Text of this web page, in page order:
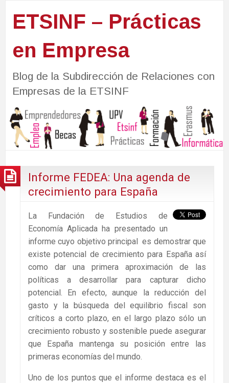
ETSINF – Prácticas
en Empresa
Blog de la Subdirección de Relaciones con
Empresas de la ETSINF
Informe FEDEA: Una agenda de
crecimiento para España
La Fundación de Estudios de
Economía Aplicada ha presentado un
informe cuyo objetivo principal es demostrar que
existe potencial de crecimiento para España así
como dar una primera aproximación de las
políticas a desarrollar para capturar dicho
potencial. En efecto, aunque la reducción del
gasto y la búsqueda del equilibrio fiscal son
críticos a corto plazo, en el largo plazo sólo un
crecimiento robusto y sostenible puede asegurar
que España mantenga su posición entre las
primeras economías del mundo.
Uno de los puntos que el informe destaca es el